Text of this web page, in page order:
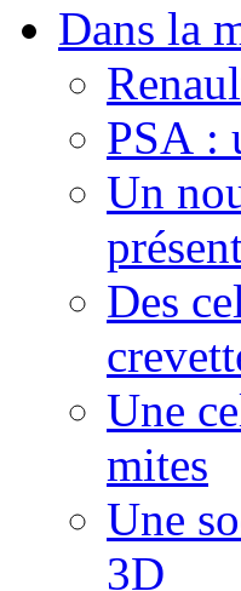
Dans la
PSA :
Un
Des
Une
mites
Une
3D